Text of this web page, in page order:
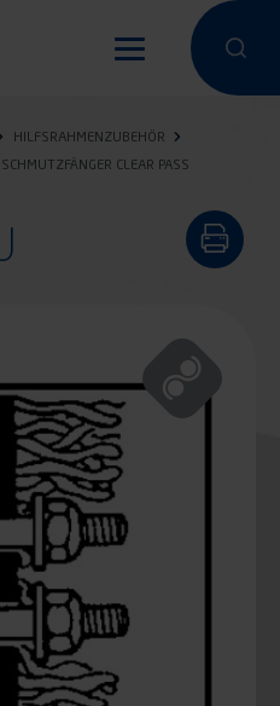
Eine
Eine
HILFSRAHMENZUBEHÖR
CLEAR PASS